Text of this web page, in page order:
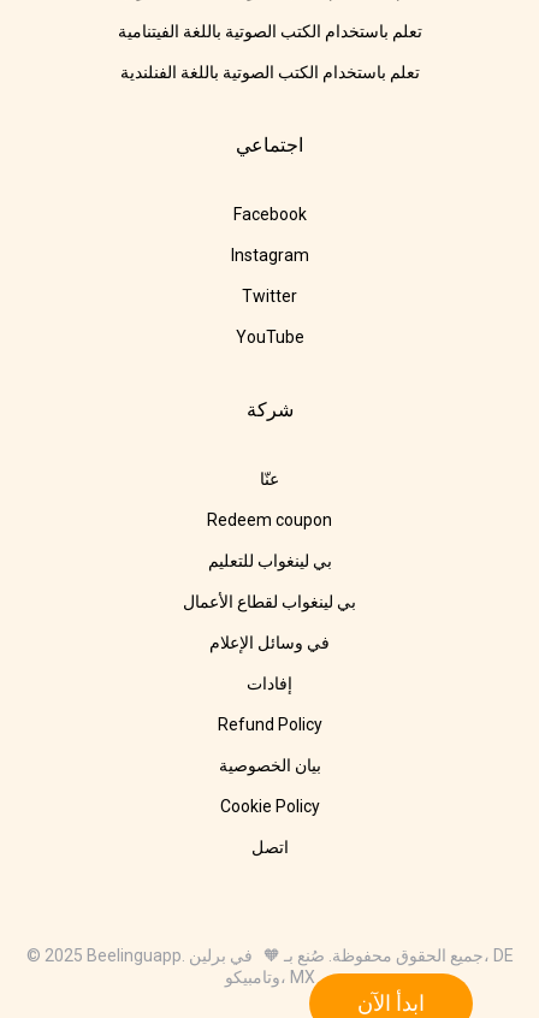
ابدأ الآن
تعلم باستخدام الكتب الصوتية باللغة الفيتنامية
تعلم باستخدام الكتب الصوتية باللغة الفنلندية
اجتماعي
Facebook
Instagram
Twitter
YouTube
شركة
عنّا
Redeem coupon
بي لينغواب للتعليم
بي لينغواب لقطاع الأعمال
في وسائل الإعلام
إفادات
Refund Policy
بيان الخصوصية
Cookie Policy
اتصل
© 2025 Beelinguapp. جميع الحقوق محفوظة. صُنع بـ 🧡 في برلين، DE
وتامبيكو، MX